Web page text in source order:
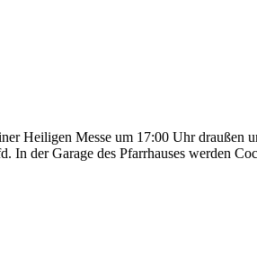
Heiligen Messe um 17:00 Uhr
der Garage des Pfarrhauses werden